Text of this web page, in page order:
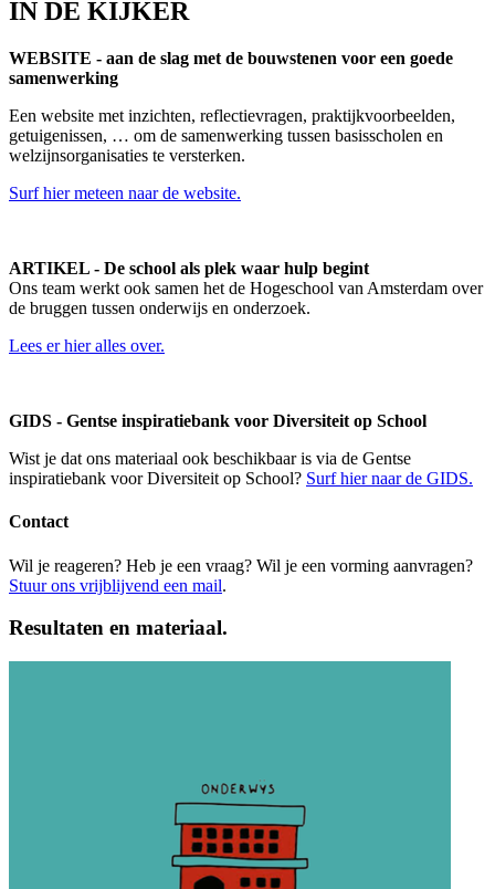
IN DE KIJKER
WEBSITE - aan de slag met de bouwstenen voor een goede
samenwerking
Een website met inzichten, reflectievragen, praktijkvoorbeelden,
getuigenissen, … om de samenwerking tussen basisscholen en
welzijnsorganisaties te versterken.
Surf hier meteen naar de website.
ARTIKEL - De school als plek waar hulp begint
Ons team werkt ook samen het de Hogeschool van Amsterdam over
de bruggen tussen onderwijs en onderzoek.
Lees er hier alles over.
GIDS - Gentse inspiratiebank voor Diversiteit op School
Wist je dat ons materiaal ook beschikbaar is via de Gentse
inspiratiebank voor Diversiteit op School? Surf hier naar de GIDS.
Contact
Wil je reageren? Heb je een vraag? Wil je een vorming aanvragen?
Stuur ons vrijblijvend een mail.
Resultaten en materiaal.